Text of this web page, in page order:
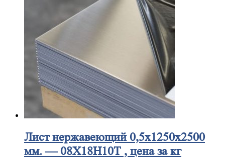
Листнержавеющий 0,5x1250x2500
мм. — 08Х18Н10Т , цена за кг